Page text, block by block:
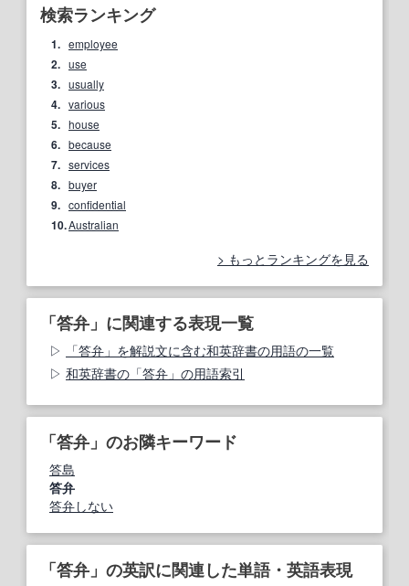
検索ランキング
1. employee
2. use
3. usually
4. various
5. house
6. because
7. services
8. buyer
9. confidential
10.Australian
もっとランキングを見る
「答弁」に関連する表現一覧
「答弁」を解説文に含む和英辞書の用語の一覧
和英辞書の「答弁」の用語索引
「答弁」のお隣キーワード
答島
答弁
答弁しない
「答弁」の英訳に関連した単語・英語表現